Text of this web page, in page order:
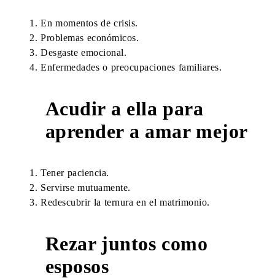
En momentos de crisis.
Problemas económicos.
Desgaste emocional.
Enfermedades o preocupaciones familiares.
Acudir a ella para
aprender a amar mejor
Tener paciencia.
Servirse mutuamente.
Redescubrir la ternura en el matrimonio.
Rezar juntos como
esposos